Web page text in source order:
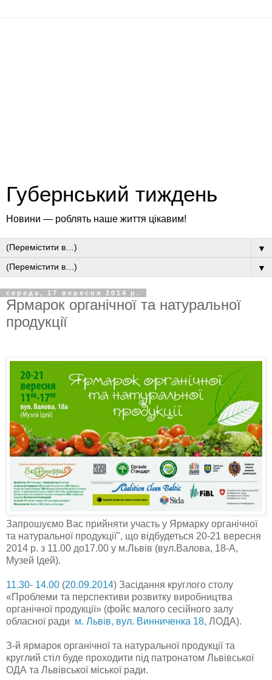
Губернський тиждень
Новини — роблять наше життя цікавим!
▼
▼
середа, 17 вересня 2014 р.
Ярмарок органічної та натуральної
продукції
Запрошуємо Вас прийняти участь у Ярмарку органічної
та натуральної продукції", що відбудеться 20-21 вересня
2014 р. з 11.00 до17.00 у м.Львів (вул.Валова, 18-А,
Музей Ідей).
11.30- 14.00 (20.09.2014) Засідання круглого столу
«Проблеми та перспективи розвитку виробництва
органічної продукції» (фойє малого сесійного залу
обласної ради м. Львів, вул. Винниченка 18, ЛОДА).
З-й ярмарок органічної та натуральної продукції та
круглий стіл буде проходити під патронатом Львівської
ОДА та Львівської міської ради.